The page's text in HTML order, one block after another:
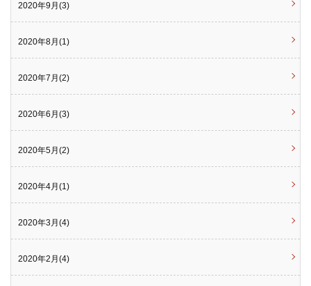
2020年9月(3)
2020年8月(1)
2020年7月(2)
2020年6月(3)
2020年5月(2)
2020年4月(1)
2020年3月(4)
2020年2月(4)